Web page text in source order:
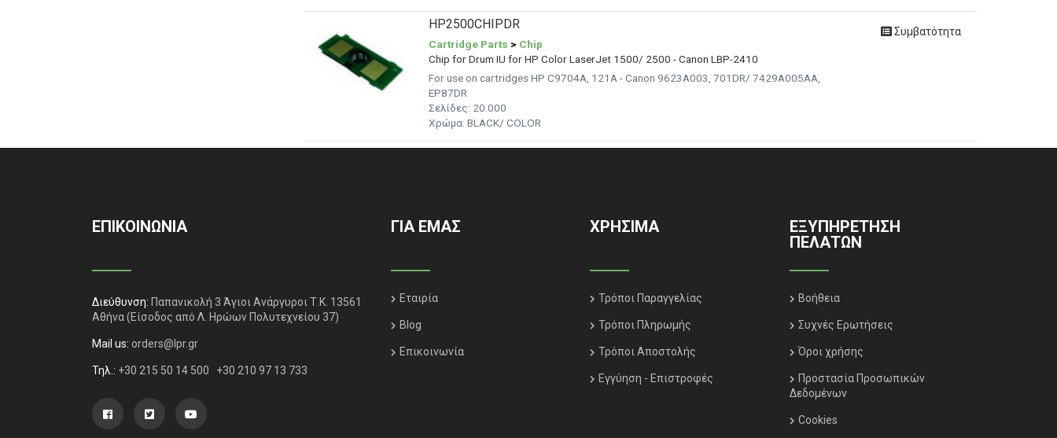
HP2500CHIPDR
Cartridge Parts > Chip
Chip for Drum IU for HP Color LaserJet 1500/ 2500 - Canon LBP-2410
For use on cartridges HP C9704A, 121A - Canon 9623A003, 701DR/ 7429A005AA,
EP87DR
Σελίδες: 20.000
Χρώμα: BLACK/ COLOR
Συμβατότητα
ΕΠΙΚΟΙΝΩΝΙΑ
Διεύθυνση: Παπανικολή 3 Άγιοι Ανάργυροι Τ.Κ. 13561
Αθήνα(Είσοδος από Λ. Ηρώων Πολυτεχνείου 37)
Mail us: orders@lpr.gr
Τηλ.: +30 215 50 14 500 +30 210 97 13 733
ΓΙΑ ΕΜΑΣ
Εταιρία
Blog
Επικοινωνία
ΧΡΗΣΙΜΑ
Τρόποι Παραγγελίας
Τρόποι Πληρωμής
Τρόποι Αποστολής
Εγγύηση - Επιστροφές
ΕΞΥΠΗΡΈΤΗΣΗ
ΠΕΛΑΤΏΝ
Βοήθεια
Συχνές Ερωτήσεις
Όροι χρήσης
Προστασία Προσωπικών
Δεδομένων
Cookies